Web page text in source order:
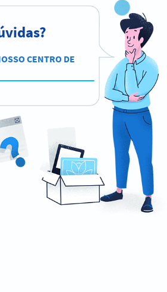
CENTRO DE